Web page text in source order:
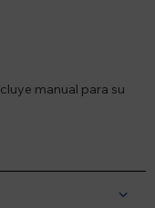
manual para su